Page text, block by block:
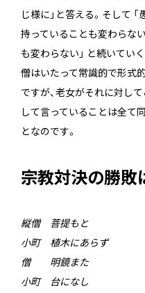
じ様に」と答える。そして
持っていることも変わらない
も変わらない」 と続いてい
僧はいたって常識的で形式
ですが、老女がそれに対し
して言っていることは全て
となのです。
宗教対決の勝敗
縦僧 菩提もと
小町 植木にあらず
僧 明鏡また
小町 台になし